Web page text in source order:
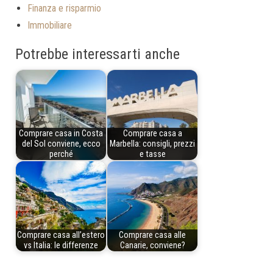
Finanza e risparmio
Immobiliare
Potrebbe interessarti anche
Comprare casa in Costa
del Sol conviene, ecco
perché
Comprare casa a
Marbella: consigli, prezzi
e tasse
Comprare casa all’estero
vs Italia: le differenze
Comprare casa alle
Canarie, conviene?